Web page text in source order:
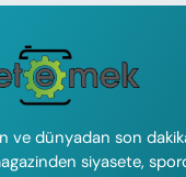
ve dünyadan son
siyasete,